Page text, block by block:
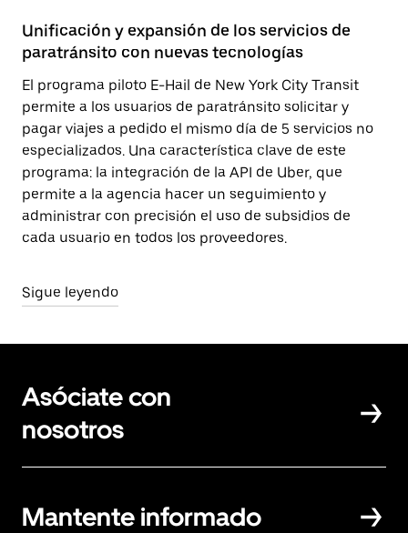
Unificación y expansión de los servicios de
paratránsito con nuevas tecnologías
El programa piloto E-Hail de New York City Transit
permite a los usuarios de paratránsito solicitar y
pagar viajes a pedido el mismo día de 5 servicios no
especializados. Una característica clave de este
programa: la integración de la API de Uber, que
permite a la agencia hacer un seguimiento y
administrar con precisión el uso de subsidios de
cada usuario en todos los proveedores.
Sigue leyendo
Asóciate con
nosotros
Mantente informado